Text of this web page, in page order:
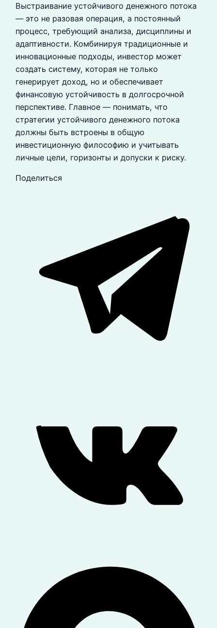
Выстраивание устойчивого денежного потока
— это не разовая операция, а постоянный
процесс, требующий анализа, дисциплины и
адаптивности. Комбинируя традиционные и
инновационные подходы, инвестор может
создать систему, которая не только
генерирует доход, но и обеспечивает
финансовую устойчивость в долгосрочной
перспективе. Главное — понимать, что
стратегии устойчивого денежного потока
должны быть встроены в общую
инвестиционную философию и учитывать
личные цели, горизонты и допуски к риску.
Поделиться